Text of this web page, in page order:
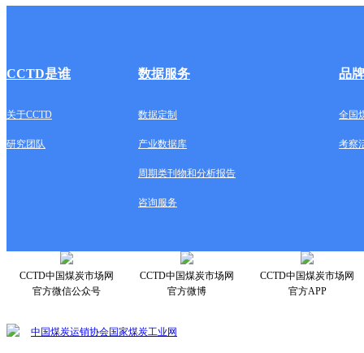
CCTD是谁 数据服务 品
关于CCTD 数据定制 全国
研究团队 产业数据库 考察
周期类刊物和分析报告
咨询服务
CCTD中国煤炭市场网
官方微信公众号
CCTD中国煤炭市场网
官方微博
CCTD中国煤炭市场网
官方APP
中国煤炭运销协会国家煤炭工业网